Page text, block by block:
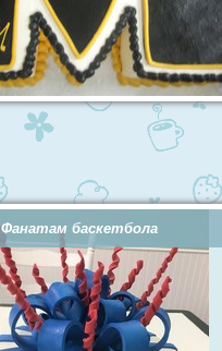
Фанатам баскетбола